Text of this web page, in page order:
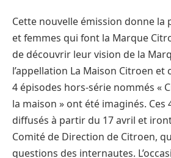
Cette nouvelle émission donne la
et femmes qui font la Marque
de découvrir leur vision de la
l’appellation La Maison Citroen
4 épisodes hors-série nommés «
la maison » ont été imaginés.
diffusés à partir du 17 avril et
Comité de Direction de Citroen,
questions des internautes.